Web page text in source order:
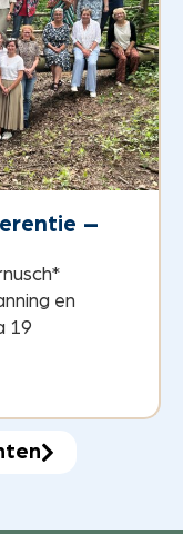
–
en
19